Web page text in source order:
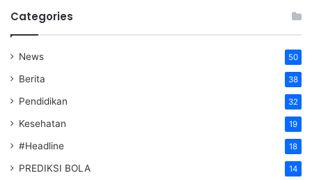
Categories
News 50
Berita 38
Pendidikan 32
Kesehatan 19
#Headline 18
PREDIKSI BOLA 14